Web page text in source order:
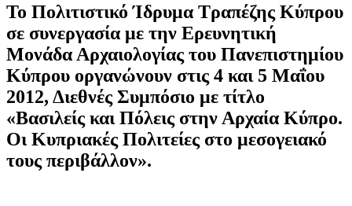
Το Πολιτιστικό Ίδρυμα Τραπέζης Κύπρου
σε συνεργασία με την Ερευνητική
Μονάδα Αρχαιολογίας του Πανεπιστημίου
Κύπρου οργανώνουν στις 4 και 5 Μαΐου
2012, Διεθνές Συμπόσιο με τίτλο
«Βασιλείς και Πόλεις στην Αρχαία Κύπρο.
Οι Κυπριακές Πολιτείες στο μεσογειακό
τους περιβάλλον».